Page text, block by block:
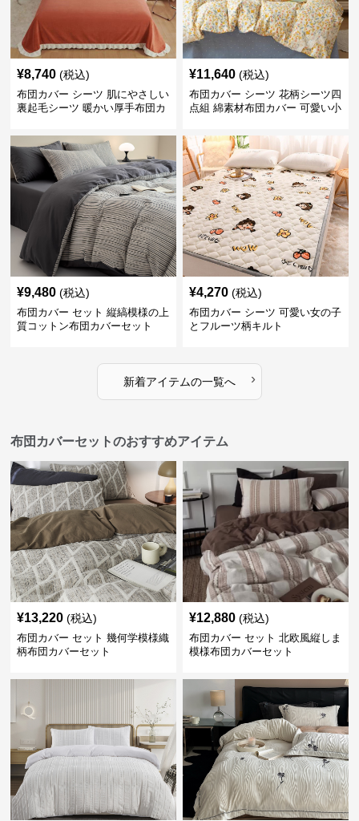
¥8,740 (税込)
布団カバー シーツ 肌にやさしい
裏起毛シーツ 暖かい厚手布団カ
¥11,640 (税込)
布団カバー シーツ 花柄シーツ四
点組 綿素材布団カバー 可愛い小
¥9,480 (税込)
布団カバー セット 縦縞模様の上
質コットン布団カバーセット
¥4,270 (税込)
布団カバー シーツ 可愛い女の子
とフルーツ柄キルト
新着アイテムの一覧へ ›
布団カバーセットのおすすめアイテム
¥13,220 (税込)
布団カバー セット 幾何学模様織
柄布団カバーセット
¥12,880 (税込)
布団カバー セット 北欧風縦しま
模様布団カバーセット